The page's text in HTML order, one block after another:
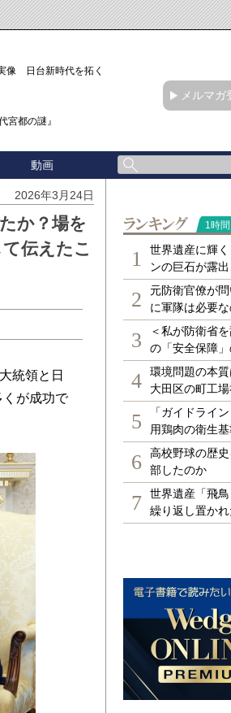
像 日台新時代を拓く「3
宮都の謎』
メルマガ
動画
2026年3月24日
か？場を
伝えたこ
統領と日
が成功で
1時間
1
世界遺産に輝
ンの巨石が露出
2
元防衛官僚が
に軍隊は必要
3
＜私が防衛省
の「安全保障」
4
環境問題の本質
大田区の町工
5
「ガイドライ
用鶏肉の衛生
6
高校野球の歴
部したのか
7
世界遺産「飛
繰り返し置かれ